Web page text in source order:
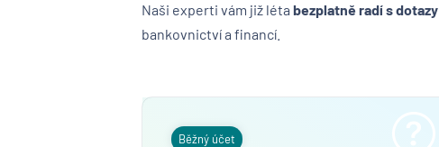
Naši experti vám již léta bezplatně radí s dotazy
bankovnictví a financí.
Běžný účet